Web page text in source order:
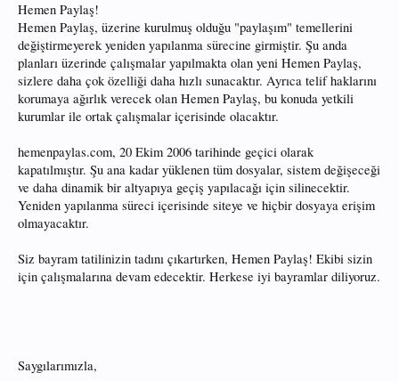
Hemen Paylaş!
Hemen Paylaş, üzerine kurulmuş olduğu "paylaşım" temellerini
değiştirmeyerek yeniden yapılanma sürecine girmiştir. Şu anda
planları üzerinde çalışmalar yapılmakta olan yeni Hemen Paylaş,
sizlere daha çok özelliği daha hızlı sunacaktır. Ayrıca telif haklarını
korumaya ağırlık verecek olan Hemen Paylaş, bu konuda yetkili
kurumlar ile ortak çalışmalar içerisinde olacaktır.
hemenpaylas.com, 20 Ekim 2006 tarihinde geçici olarak
kapatılmıştır. Şu ana kadar yüklenen tüm dosyalar, sistem değişeceği
ve daha dinamik bir altyapıya geçiş yapılacağı için silinecektir.
Yeniden yapılanma süreci içerisinde siteye ve hiçbir dosyaya erişim
olmayacaktır.
Siz bayram tatilinizin tadını çıkartırken, Hemen Paylaş! Ekibi sizin
için çalışmalarına devam edecektir. Herkese iyi bayramlar diliyoruz.
Saygılarımızla,